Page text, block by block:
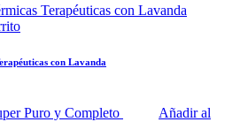
con Lavanda
Añadir al